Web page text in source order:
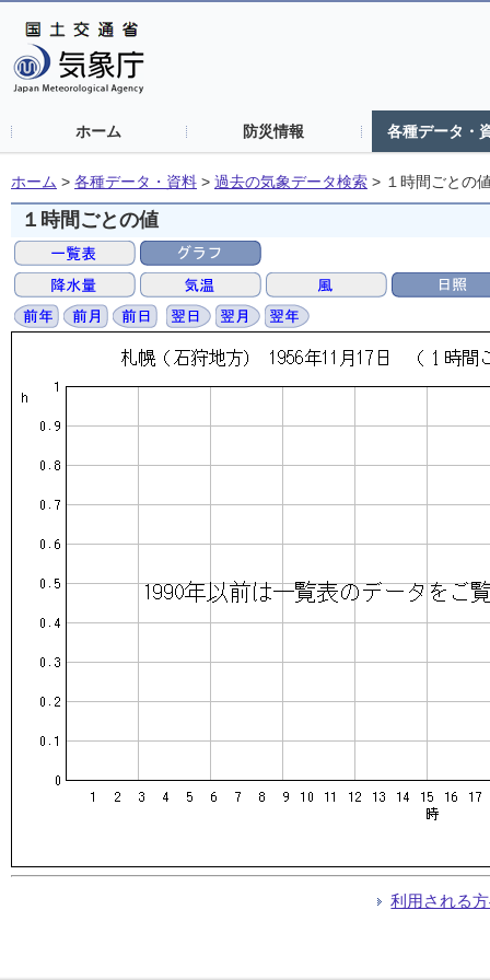
ホーム 防災情報 各種データ・
ホーム > 各種データ・資料 > 過去の気象データ検索 > １時間ごとの
１時間ごとの値
利用される